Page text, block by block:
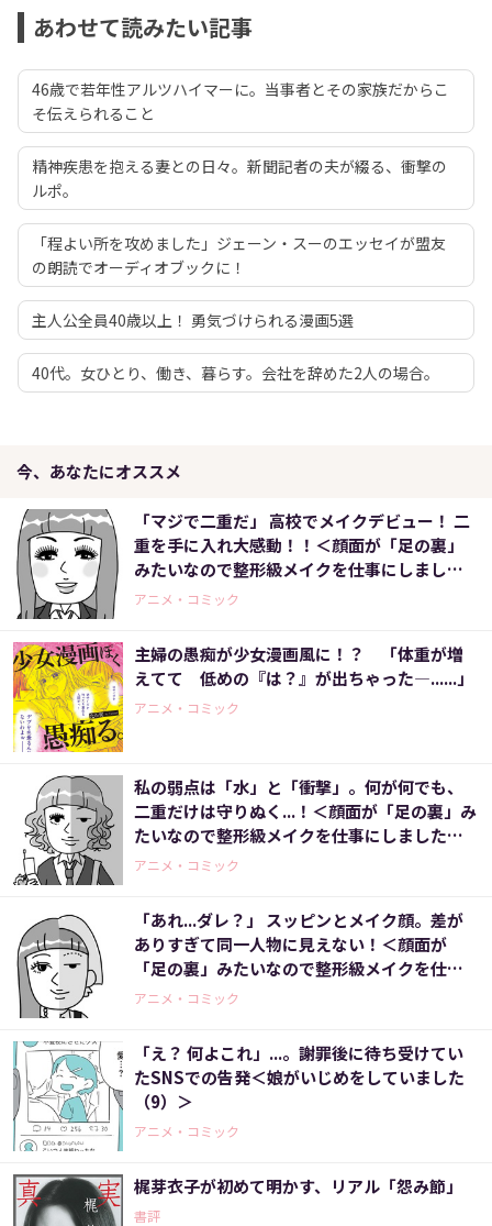
あわせて読みたい記事
46歳で若年性アルツハイマーに。当事者とその家族だからこ
そ伝えられること
精神疾患を抱える妻との日々。新聞記者の夫が綴る、衝撃の
ルポ。
「程よい所を攻めました」ジェーン・スーのエッセイが盟友
の朗読でオーディオブックに！
主人公全員40歳以上！ 勇気づけられる漫画5選
40代。女ひとり、働き、暮らす。会社を辞めた2人の場合。
今、あなたにオススメ
「マジで二重だ」 高校でメイクデビュー！ 二
重を手に入れ大感動！！＜顔面が「足の裏」
みたいなので整形級メイクを仕事にしました
（5）＞
アニメ・コミック
主婦の愚痴が少女漫画風に！？ 「体重が増
えてて 低めの『は？』が出ちゃった―......」
アニメ・コミック
私の弱点は「水」と「衝撃」。何が何でも、
二重だけは守りぬく...！＜顔面が「足の裏」み
たいなので整形級メイクを仕事にしました
（6）＞
アニメ・コミック
「あれ...ダレ？」 スッピンとメイク顔。差が
ありすぎて同一人物に見えない！＜顔面が
「足の裏」みたいなので整形級メイクを仕事
にしました（8）＞
アニメ・コミック
「え？ 何よこれ」...。謝罪後に待ち受けてい
たSNSでの告発＜娘がいじめをしていました
（9）＞
アニメ・コミック
梶芽衣子が初めて明かす、リアル「怨み節」
書評